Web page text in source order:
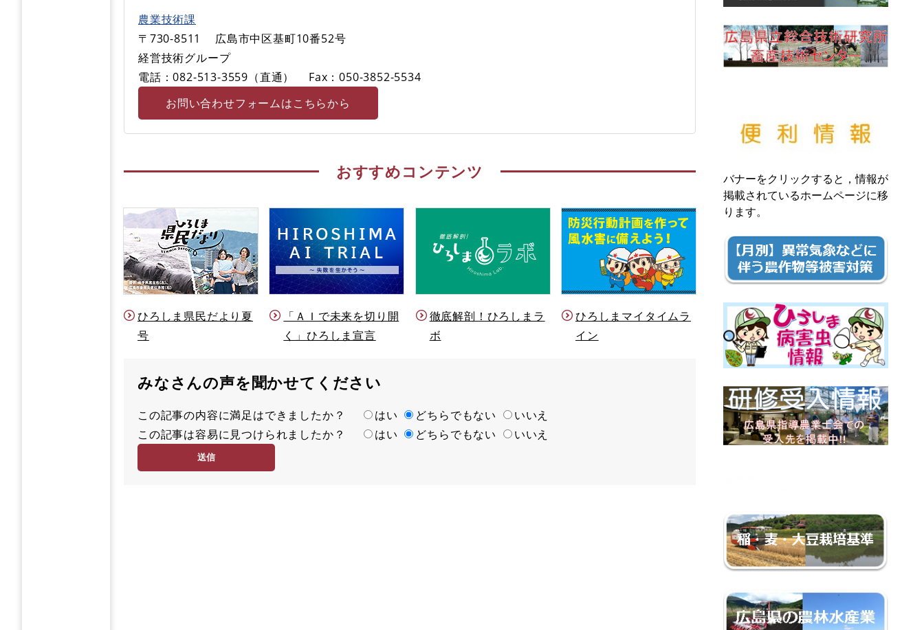
農業技術課
〒730-8511
広島市中区基町10番52号
経営技術グループ
電話：082-513-3559（直通）
Fax：050-3852-5534
お問い合わせフォームはこちらから
おすすめコンテンツ
ひろしま県民だより夏
号
「ＡＩで未来を切り開
く」ひろしま宣言
徹底解剖！ひろしまラ
ボ
ひろしまマイタイムラ
イン
みなさんの声を聞かせてください
満
足
この記事の内容に満足はできましたか？ はい どちらでもない
いいえ
容
度
この記事は容易に見つけられましたか？ はい どちらでもない いいえ
バナーをクリックすると，情報が
掲載されているホームページに移
ります。